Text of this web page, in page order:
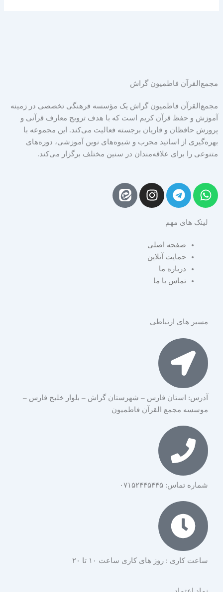
مجمع‌القرآن فاطمیون گراش
مجمع‌القرآن فاطمیون گراش یک مؤسسه فرهنگی تخصصی در زمینه
آموزش و حفظ قرآن کریم است که با هدف ترویج معارف قرآنی و
پرورش حافظان و قاریان برجسته فعالیت می‌کند. این مجموعه با
بهره‌گیری از اساتید مجرب و شیوه‌های نوین آموزشی، دوره‌های
متنوعی را برای علاقه‌مندان در سنین مختلف برگزار می‌کند.
W
h
t
T
e
e
r
a
m
I
n
g
r
لینک های مهم
صفحه اصلی
حمایت آنلاین
درباره ما
تماس با ما
مسیر های ارتباطی
آدرس: استان فارس – شهرستان گراش – بلوار خلیج فارس –
موسسه مجمع القرآن فاطمیون
شماره تماس: ۰۷۱۵۲۴۴۵۴۴۵
ساعت کاری : روز های کاری ساعت ۱۰ تا ۲۰